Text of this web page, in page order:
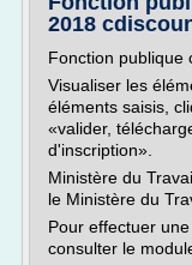
2018
Fonction publique
Visualiser les
éléments saisis,
«valider,
d'inscription».
Ministère du
le Ministère du
Pour effectuer
consulter le